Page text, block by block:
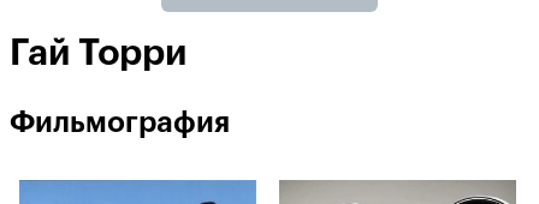
Гай Торри
Фильмография